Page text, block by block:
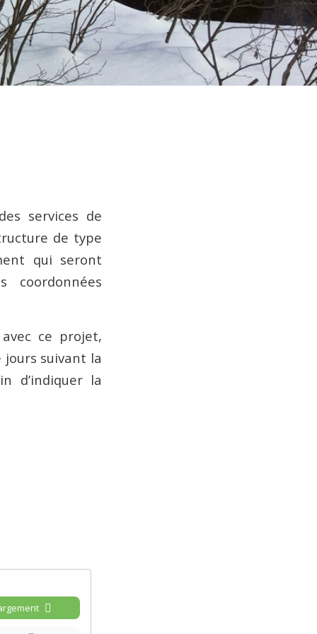
services de
de type
qui seront
ce projet,
jours suivant la
d’indiquer la